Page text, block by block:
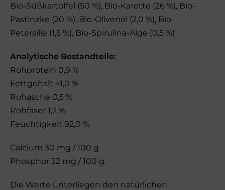
Bio-Süßkartoffel (50 %), Bio-Karotte (26 %), Bio-
Pastinake (20 %), Bio-Olivenöl (2,0 %), Bio-
Petersilie (1,5 %), Bio-Spirulina-Alge (0,5 %)
Analytische Bestandteile:
Rohprotein 0,9 %
Fettgehalt <1,0 %
Rohasche 0,5 %
Rohfaser 1,2 %
Feuchtigkeit 92,0 %
Calcium 30 mg / 100 g
Phosphor 32 mg / 100 g.
Die Werte unterliegen den natürlichen